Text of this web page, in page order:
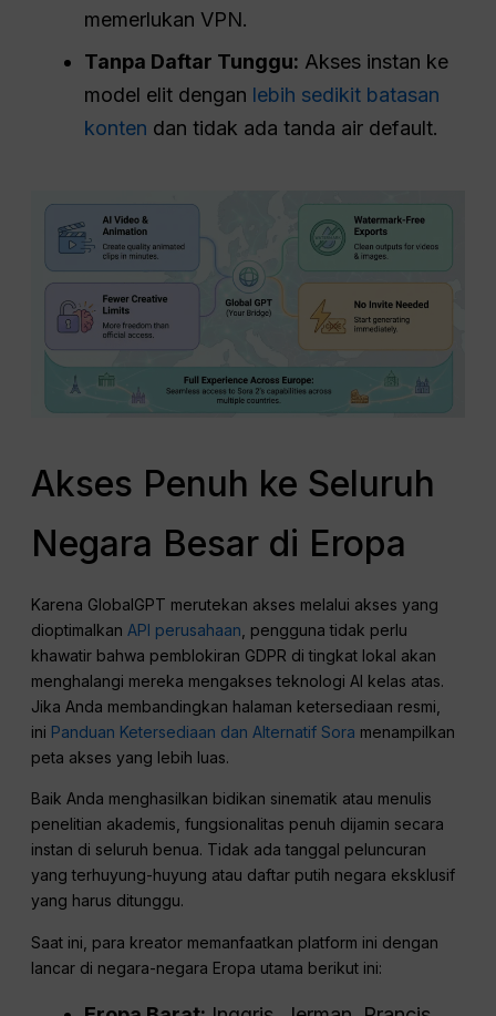
memerlukan VPN.
Tanpa Daftar Tunggu: Akses instan ke
model elit dengan lebih sedikit batasan
konten dan tidak ada tanda air default.
Akses Penuh ke Seluruh
Negara Besar di Eropa
Karena GlobalGPT merutekan akses melalui akses yang
dioptimalkanAPI perusahaan , pengguna tidak perlu
khawatir bahwa pemblokiran GDPR di tingkat lokal akan
menghalangi mereka mengakses teknologi AI kelas atas.
Jika Anda membandingkan halaman ketersediaan resmi,
ini Panduan Ketersediaan dan Alternatif Sora menampilkan
peta akses yang lebih luas.
Baik Anda menghasilkan bidikan sinematik atau menulis
penelitian akademis, fungsionalitas penuh dijamin secara
instan di seluruh benua. Tidak ada tanggal peluncuran
yang terhuyung-huyung atau daftar putih negara eksklusif
yang harus ditunggu.
Saat ini, para kreator memanfaatkan platform ini dengan
lancar di negara-negara Eropa utama berikut ini: